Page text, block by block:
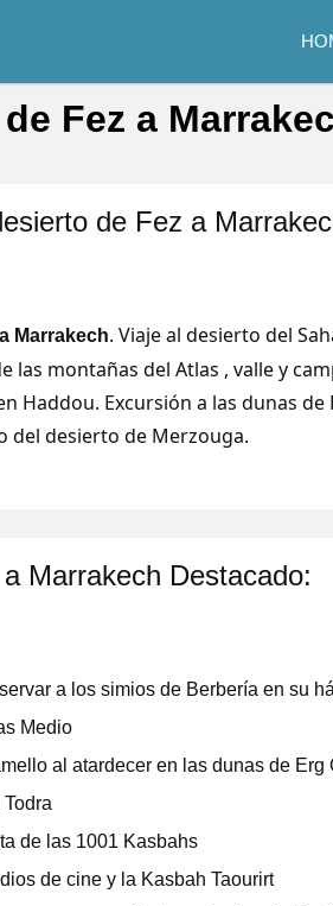
Fez a
de Fez a
Marrakech. Viaje al desierto del
las montañas del Atlas , valle y
Haddou. Excursión a las dunas de
del desierto de Merzouga.
Marrakech Destacado:
a los simios de Berbería en su
Medio
al atardecer en las dunas de Erg
de las 1001 Kasbahs
de cine y la Kasbah Taourirt